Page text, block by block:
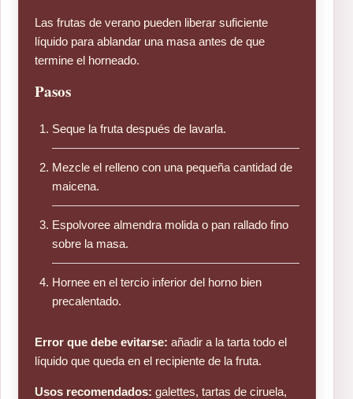
Las frutas de verano pueden liberar suficiente
líquido para ablandar una masa antes de que
termine el horneado.
Pasos
Seque la fruta después de lavarla.
Mezcle el relleno con una pequeña cantidad de
maicena.
Espolvoree almendra molida o pan rallado fino
sobre la masa.
Hornee en el tercio inferior del horno bien
precalentado.
Error que debe evitarse: añadir a la tarta todo el
líquido que queda en el recipiente de la fruta.
Usos recomendados: galettes, tartas de ciruela,